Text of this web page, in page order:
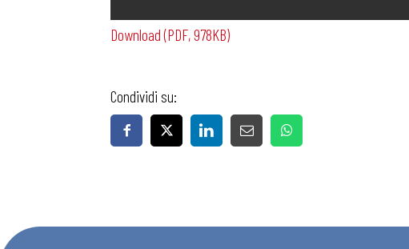
Download (PDF, 978KB)
Condividi su: